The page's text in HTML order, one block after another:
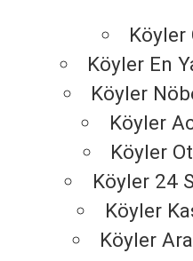
Köyler En
Köyler
Köyler
Köyler
Köyler 24
Köyler
Köyler